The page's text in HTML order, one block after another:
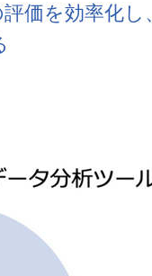
価を効率化し、